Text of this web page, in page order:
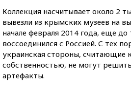
Коллекция насчитывает около 2
вывезли из крымских музеев на
начале февраля 2014 года, еще
воссоединился с Россией. С тех
украинская стороны, считающие
собственностью, не могут
артефакты.